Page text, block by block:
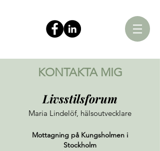
Livsstilsforum
Maria Lindelöf, hälsoutvecklare
Mottagning på Kungsholmen i
Stockholm
KONTAKTA MIG